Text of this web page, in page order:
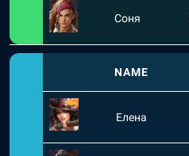
Соня
NAME
Елена